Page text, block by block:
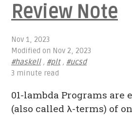
Review Note
Nov 1, 2023
Modified on Nov 2, 2023
#haskell, #plt, #ucsd
3 minute read
01-lambda Programs are
(also called λ-terms) of